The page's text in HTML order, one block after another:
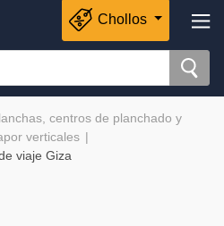
Chollos
centros de planchado y
verticales
viaje Giza